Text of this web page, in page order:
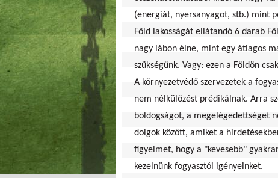
(energiát, nyersanyagot, stb.) mint
Föld lakosságát ellátandó 6 darab
nagy lábon élne, mint egy átlagos
szükségünk. Vagy: ezen a Földön
A környezetvédő szervezetek a
nem nélkülözést prédikálnak. Arra
boldogságot, a megelégedettséget
dolgok között, amiket a
figyelmet, hogy a "kevesebb"
kezelnünk fogyasztói igényeinket.